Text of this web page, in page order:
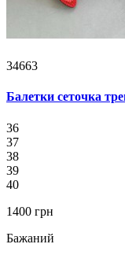
34663
Балетки сеточка
36
37
38
39
40
1400 грн
Бажаний